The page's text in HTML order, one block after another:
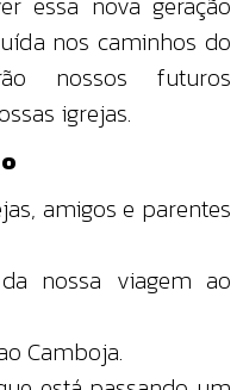
nos caminhos do
nossos futuros
igrejas.
amigos e parentes
nossa viagem ao
Camboja.